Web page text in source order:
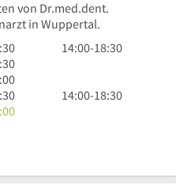
von Dr.med.dent.
in Wuppertal.
14
18
14:00-18:30
14
30
14:00-18:30